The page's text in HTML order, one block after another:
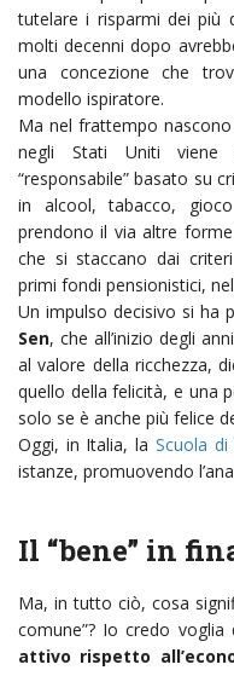
tutelare i risparmi dei più
molti decenni dopo
una concezione che
modello ispiratore.
Ma nel frattempo nascono
negli Stati Uniti
“responsabile” basato su
in alcool, tabacco,
prendono il via altre
che si staccano dai
primi fondi pensionistici,
Un impulso decisivo si ha
Sen, che all’inizio degli
al valore della ricchezza,
quello della felicità, e una
solo se è anche più felice
Oggi, in Italia, la Scuola di
istanze, promuovendo
Il “bene” in
Ma, in tutto ciò, cosa
comune”? Io credo
attivo rispetto